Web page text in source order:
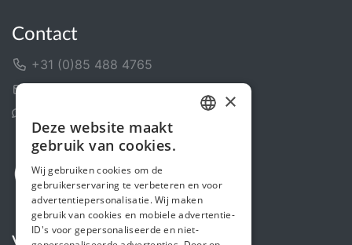
Contact
+31 (0)85 488 4765
ENGLISH
×
Deze website maakt
gebruik van cookies.
Wij gebruiken cookies om de
gebruikerservaring te verbeteren en voor
advertentiepersonalisatie. Wij maken
gebruik van cookies en mobiele advertentie-
ID's voor gepersonaliseerde en niet-